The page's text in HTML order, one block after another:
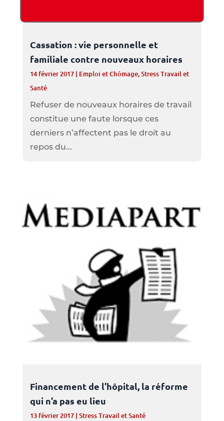
Cassation : vie personnelle et
familiale contre nouveaux horaires
14 février 2017| Emploi et Chômage,Stress Travail et
Santé
Refuser de nouveaux horaires de travail
constitue une faute lorsque ces
derniers n’affectent pas le droit au
repos du...
Financement de l’hôpital, la réforme
qui n’a pas eu lieu
13 février 2017| Stress Travail et Santé